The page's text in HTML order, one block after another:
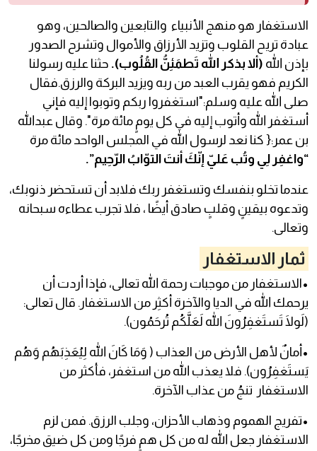
الاستغفار هو منهج الأنبياء والتابعين والصالحين، وهو
عبادة تريح القلوب وتزيد الأرزاق والأموال وتشرح الصدور
بإذن الله (ألا بذكر الله تَطمَئِنُّ القُلُوب). حثنا عليه رسولنا
الكريم فهو يقرب العبد من ربه ويزيد البركة والرزق.فقال
صلى الله عليه وسلم:"استغفروا ربكم وتوبوا إليه فإني
أستغفر الله وأتوب إليه في كل يومٍ مائة مرة". وقال عبدالله
بن عمر:{ كنا نعد لرسول الله في المجلس الواحد مائة مرة
“واغفِر لِي وتُب عَليّ إنّكَ أنتَ التوّابُ الرّحِيم”.
عندما تخلو بنفسك وتستغفر ربك فلابد أن تستحضر ذنوبك،
وتدعوه بيقينٍ وقلبٍ صادق أيضًا ، فلا تجرب عطاءه سبحانه
وتعالى.
ثمار الاستغفار
•الاستغفار من موجبات رحمة الله تعالى، فإذا أردت أن
يرحمك الله في الديا والآخرة أكثِر من الاستغفار. قال تعالى:
(لَولَا تَستَغفِرُونَ الله لَعَلَّكُم تُرحَمُون).
• أمانٌ لأهل الأرض من العذاب ( وَمَا كَانَ الله لِيُعَذِبَهُم وَهُم
يَستَغفِرُون). فلا يعذب الله من استغفر، فأكثر من
الاستغفار تنجُ من عذاب الآخرة.
•تفريج الهموم وذهاب الأحزان، وجلب الرزق. فمن لزم
الاستغفار جعل الله له من كل همٍ فرجًا ومن كل ضيق مخرجًا،